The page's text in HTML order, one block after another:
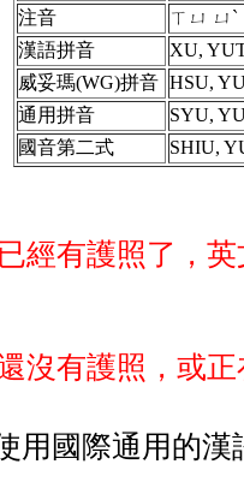
注音
ㄒㄩ ㄩ
漢語拼音
XU,
威妥瑪(WG)拼音 HSU,
通用拼音
SYU,
國音第二式
SHIU,
經有護照了，
沒有護照，或
用國際通用的漢